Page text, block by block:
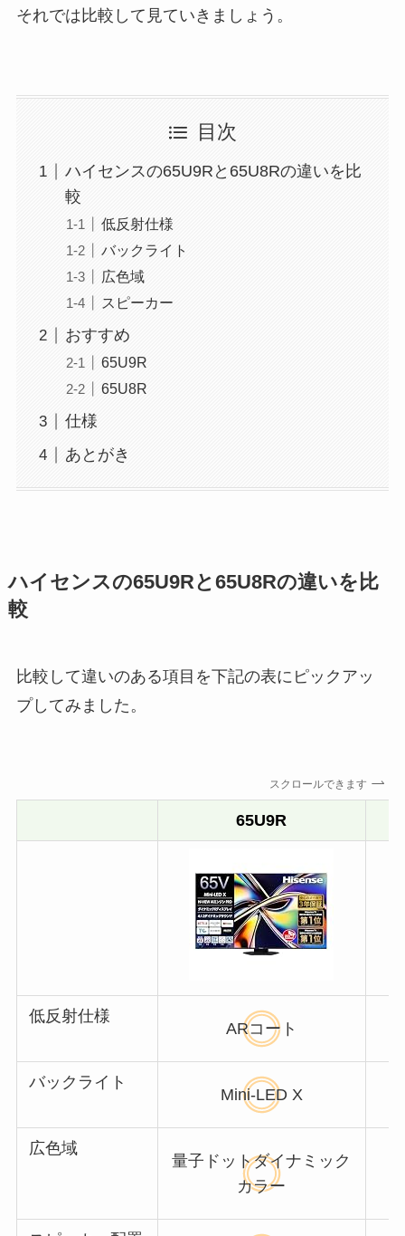
それでは比較して見ていきましょう。
目次
ハイセンスの65U9Rと65U8Rの違いを比
較
低反射仕様
バックライト
広色域
スピーカー
おすすめ
65U9R
65U8R
仕様
あとがき
ハイセンスの65U9Rと65U8Rの違いを比
較
比較して違いのある項目を下記の表にピックアッ
プしてみました。
スクロールできます
65U9R
低反射仕様
ARコート
バックライト
Mini-LED X
広色域
量子ドットダイナミック
カラー